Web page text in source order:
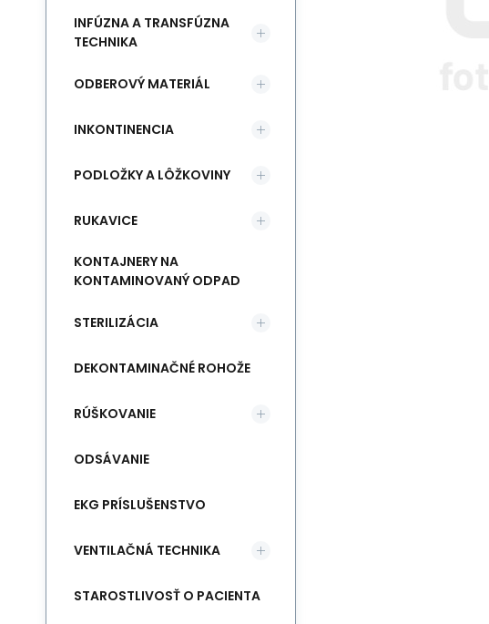
INFÚZNA A TRANSFÚZNA
TECHNIKA
ODBEROVÝ MATERIÁL
INKONTINENCIA
PODLOŽKY A LÔŽKOVINY
RUKAVICE
KONTAJNERY NA
KONTAMINOVANÝ ODPAD
STERILIZÁCIA
DEKONTAMINAČNÉ ROHOŽE
RÚŠKOVANIE
ODSÁVANIE
EKG PRÍSLUŠENSTVO
VENTILAČNÁ TECHNIKA
STAROSTLIVOSŤ O PACIENTA